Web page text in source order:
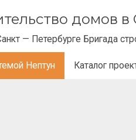
домов
— Петербурге Бригада
Нептун Каталог